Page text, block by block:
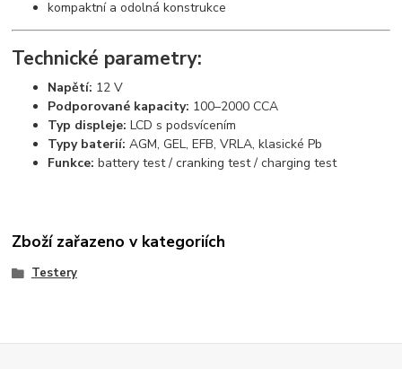
kompaktní a odolná konstrukce
Technické parametry:
Napětí: 12 V
Podporované kapacity: 100–2000 CCA
Typ displeje: LCD s podsvícením
Typy baterií: AGM, GEL, EFB, VRLA, klasické Pb
Funkce: battery test / cranking test / charging test
Zboží zařazeno v kategoriích
Testery